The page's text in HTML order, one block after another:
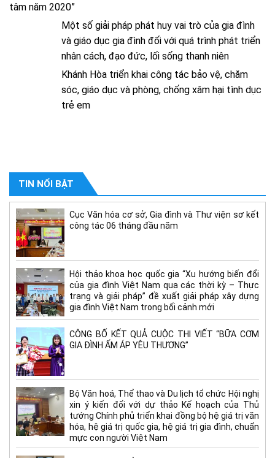
tâm năm 2020”
Một số giải pháp phát huy vai trò của gia đình
và giáo dục gia đình đối với quá trình phát triển
nhân cách, đạo đức, lối sống thanh niên
Khánh Hòa triển khai công tác bảo vệ, chăm
sóc, giáo dục và phòng, chống xâm hại tình dục
trẻ em
TIN NỔI BẬT
Cục Văn hóa cơ sở, Gia đình và Thư viện sơ kết
công tác 06 tháng đầu năm
Hội thảo khoa học quốc gia “Xu hướng biến đổi
của gia đình Việt Nam qua các thời kỳ – Thực
trạng và giải pháp” đề xuất giải pháp xây dựng
gia đình Việt Nam trong bối cảnh mới
CÔNG BỐ KẾT QUẢ CUỘC THI VIẾT “BỮA CƠM
GIA ĐÌNH ẤM ÁP YÊU THƯƠNG”
Bộ Văn hoá, Thể thao và Du lịch tổ chức Hội nghị
xin ý kiến đối với dự thảo Kế hoạch của Thủ
tướng Chính phủ triển khai đồng bộ hệ giá trị văn
hóa, hệ giá trị quốc gia, hệ giá trị gia đình, chuẩn
mực con người Việt Nam